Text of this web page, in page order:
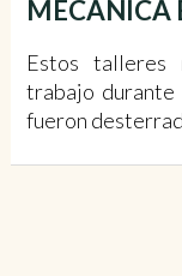
MECÁNICA
Estos talleres
trabajo durante
fueron